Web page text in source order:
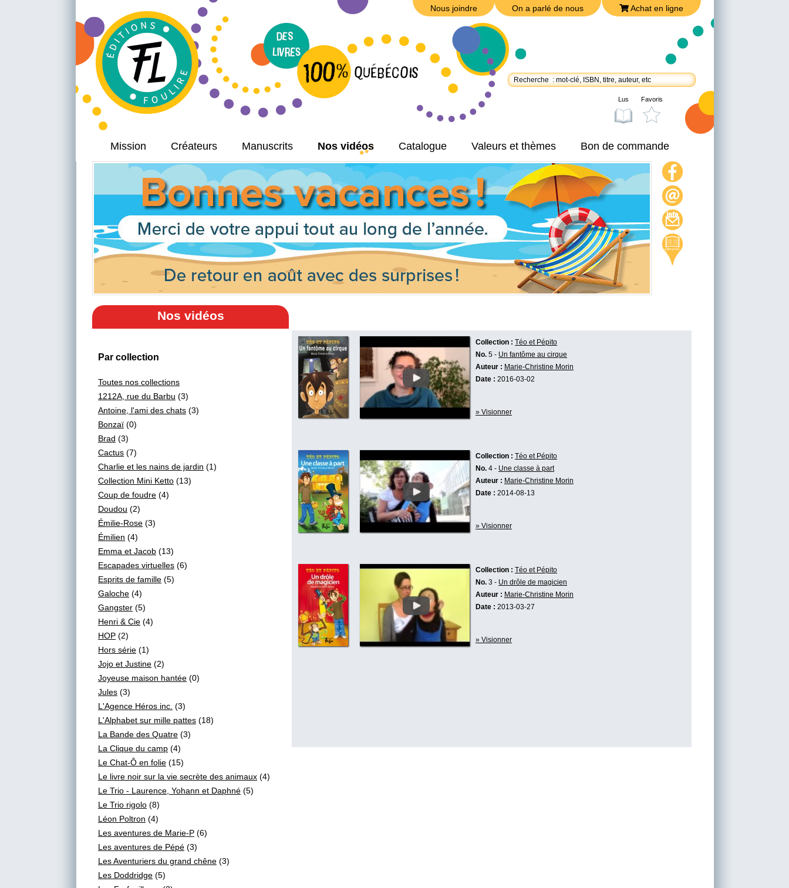
Nous joindre On a parlé de nous Achat en ligne
Mission Créateurs Manuscrits Nos vidéos Catalogue Valeurs et thèmes Bon de commande
On a parlé de nous
Achat en ligne
Nous joindre
Politique de confidentialité
Lus Favoris
Nos vidéos
Par collection
Toutes nos collections
1212A, rue du Barbu (3)
Antoine, l'ami des chats (3)
Bonzaï (0)
Brad (3)
Cactus (7)
Charlie et les nains de jardin (1)
Collection Mini Ketto (13)
Coup de foudre (4)
Doudou (2)
Émilie-Rose (3)
Émilien (4)
Emma et Jacob (13)
Escapades virtuelles (6)
Esprits de famille (5)
Galoche (4)
Gangster (5)
Henri & Cie (4)
HOP (2)
Hors série (1)
Jojo et Justine (2)
Joyeuse maison hantée (0)
Jules (3)
L'Agence Héros inc. (3)
L'Alphabet sur mille pattes (18)
La Bande des Quatre (3)
La Clique du camp (4)
Le Chat-Ô en folie (15)
Le livre noir sur la vie secrète des animaux (4)
Le Trio - Laurence, Yohann et Daphné (5)
Le Trio rigolo (8)
Léon Poltron (4)
Les aventures de Marie-P (6)
Les aventures de Pépé (3)
Les Aventuriers du grand chêne (3)
Les Doddridge (5)
Collection : Téo et Pépito
No. 5 - Un fantôme au cirque
Auteur : Marie-Christine Morin
Date : 2016-03-02
» Visionner
Collection : Téo et Pépito
No. 4 - Une classe à part
Auteur : Marie-Christine Morin
Date : 2014-08-13
» Visionner
Collection : Téo et Pépito
No. 3 - Un drôle de magicien
Auteur : Marie-Christine Morin
Date : 2013-03-27
» Visionner